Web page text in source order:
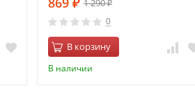
₽ 1 290₽
0
В корзину
В наличии